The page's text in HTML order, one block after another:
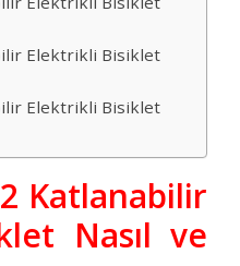
Elektrikli Bisiklet
Elektrikli Bisiklet
Katlanabilir
Nasıl ve